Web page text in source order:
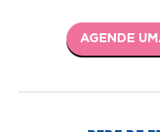
AGENDE